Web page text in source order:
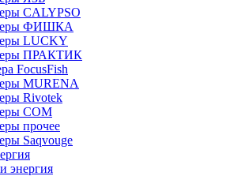
CALYPSO
ФИШКА
LUCKY
ПРАКТИК
FocusFish
MURENA
Rivotek
СОМ
прочее
Saqvouge
энергия